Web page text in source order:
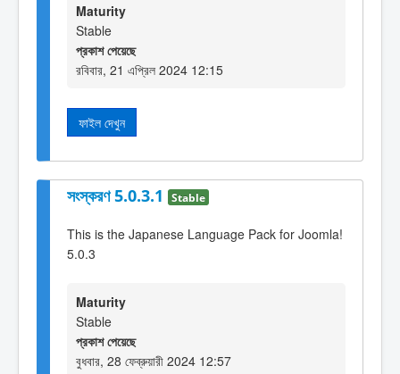
Maturity
Stable
প্রকাশ পেয়েছে
রবিবার, 21 এপ্রিল 2024 12:15
ফাইল দেখুন
সংস্করণ 5.0.3.1 Stable
This is the Japanese Language Pack for Joomla!
5.0.3
Maturity
Stable
প্রকাশ পেয়েছে
বুধবার, 28 ফেব্রুয়ারী 2024 12:57